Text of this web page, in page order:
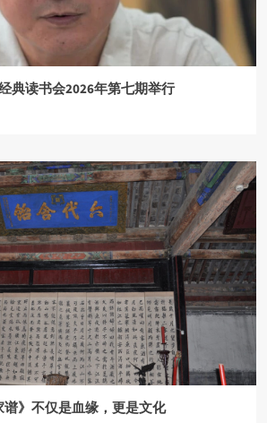
典读书会2026年第七期举行
》不仅是血缘，更是文化